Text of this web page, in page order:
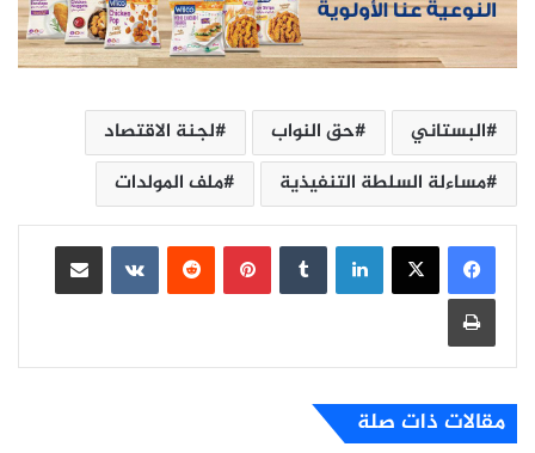
البستاني حق النواب
لجنة الاقتصاد
مساءلة السلطة التنفيذية
ملف المولدات
لينكدإن بينتيريست
مشاركة عبر البريد
طباعة
مقالات ذات صلة